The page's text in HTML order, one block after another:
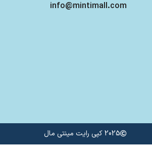
info@mintimall.com
2025 کپی رایت مینتی مال